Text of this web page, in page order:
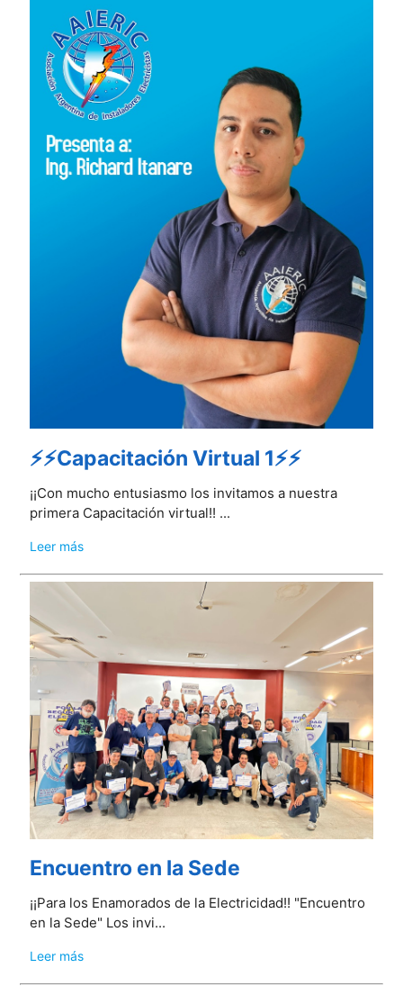
⚡⚡Capacitación Virtual 1⚡⚡
¡¡Con mucho entusiasmo los invitamos a nuestra
primera Capacitación virtual!! ...
Leer más
Encuentro en la Sede
¡¡Para los Enamorados de la Electricidad!! "Encuentro
en la Sede" Los invi...
Leer más